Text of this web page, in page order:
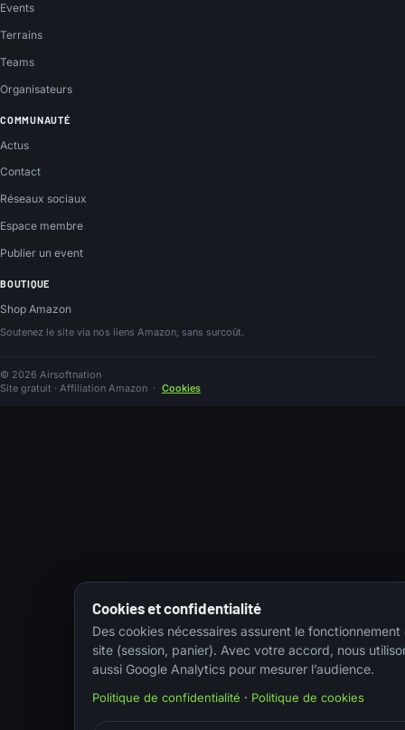
Events
Terrains
Teams
Organisateurs
COMMUNAUTÉ
Actus
Contact
Réseaux sociaux
Espace membre
Publier un event
BOUTIQUE
Shop Amazon
Soutenez le site via nos liens Amazon, sans surcoût.
© 2026 Airsoftnation
Site gratuit · Affiliation Amazon · Cookies
Cookies et confidentialité
Des cookies nécessaires assurent le fonctionnement
site (session, panier). Avec votre accord, nous
aussi Google Analytics pour mesurer l’audience.
Politique de confidentialité · Politique de cookies